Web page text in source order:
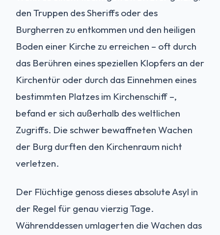
den Truppen des Sheriffs oder des
Burgherren zu entkommen und den heiligen
Boden einer Kirche zu erreichen – oft durch
das Berühren eines speziellen Klopfers an der
Kirchentür oder durch das Einnehmen eines
bestimmten Platzes im Kirchenschiff –,
befand er sich außerhalb des weltlichen
Zugriffs. Die schwer bewaffneten Wachen
der Burg durften den Kirchenraum nicht
verletzen.
Der Flüchtige genoss dieses absolute Asyl in
der Regel für genau vierzig Tage.
Währenddessen umlagerten die Wachen das